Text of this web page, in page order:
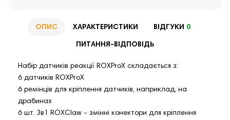
ОПИС ХАРАКТЕРИСТИКИ ВІДГУКИ 0
ПИТАННЯ-ВІДПОВІДЬ
Набір датчиків реакції ROXProX складається з:
6 датчиків ROXProX
6 ремінців для кріплення датчиків, наприклад, на
драбинах
6 шт. 3в1 ROXClaw - змінні конектори для кріплення